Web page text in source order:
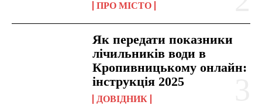
ПРО МІСТО
Як передати показники
лічильників води в
Кропивницькому онлайн:
інструкція 2025
ДОВІДНИК